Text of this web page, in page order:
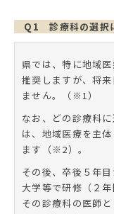
Q1 診療科の選択
県では、特に地域
推奨しますが、将
ません。（※1）
なお、どの診療科
は、地域医療を主
ます（※2）。
その後、卒後５年
大学等で研修（２
その診療科の医師